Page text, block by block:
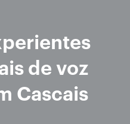
de voz
Cascais